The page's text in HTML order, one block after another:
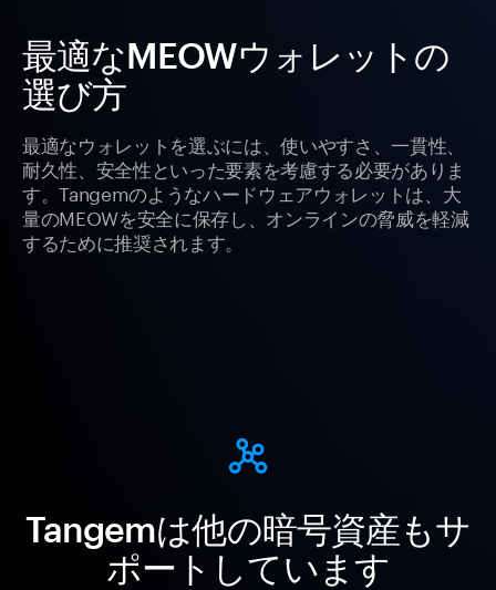
最適なMEOWウォレットの
選び方
最適なウォレットを選ぶには、使いやすさ、一貫性、
耐久性、安全性といった要素を考慮する必要がありま
す。Tangemのようなハードウェアウォレットは、大
量のMEOWを安全に保存し、オンラインの脅威を軽減
するために推奨されます。
Tangemは他の暗号資産もサ
ポートしています